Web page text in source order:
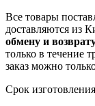
Все товары
доставляются из
обмену и
только в течение
заказ можно
Срок